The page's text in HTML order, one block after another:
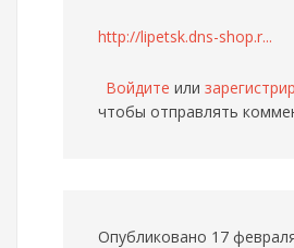
http://lipetsk.dns-shop.r...
Войдите или
чтобы отправлять
Опубликовано 17